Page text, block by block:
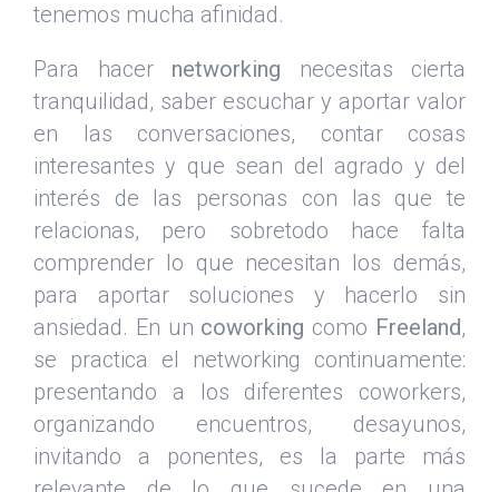
tenemos mucha afinidad.
Para hacer networking necesitas cierta
tranquilidad, saber escuchar y aportar valor
en las conversaciones, contar cosas
interesantes y que sean del agrado y del
interés de las personas con las que te
relacionas, pero sobretodo hace falta
comprender lo que necesitan los demás,
para aportar soluciones y hacerlo sin
ansiedad. En un coworking como Freeland,
se practica el networking continuamente:
presentando a los diferentes coworkers,
organizando encuentros, desayunos,
invitando a ponentes, es la parte más